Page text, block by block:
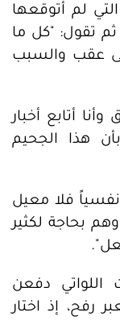
لم أتوقعها
تقول: "كل ما
عقب والسبب
أتابع أخبار
هذا الجحيم
فلا معيل
بحاجة لكثير
اللواتي دفعن
رفح، إذ اختار